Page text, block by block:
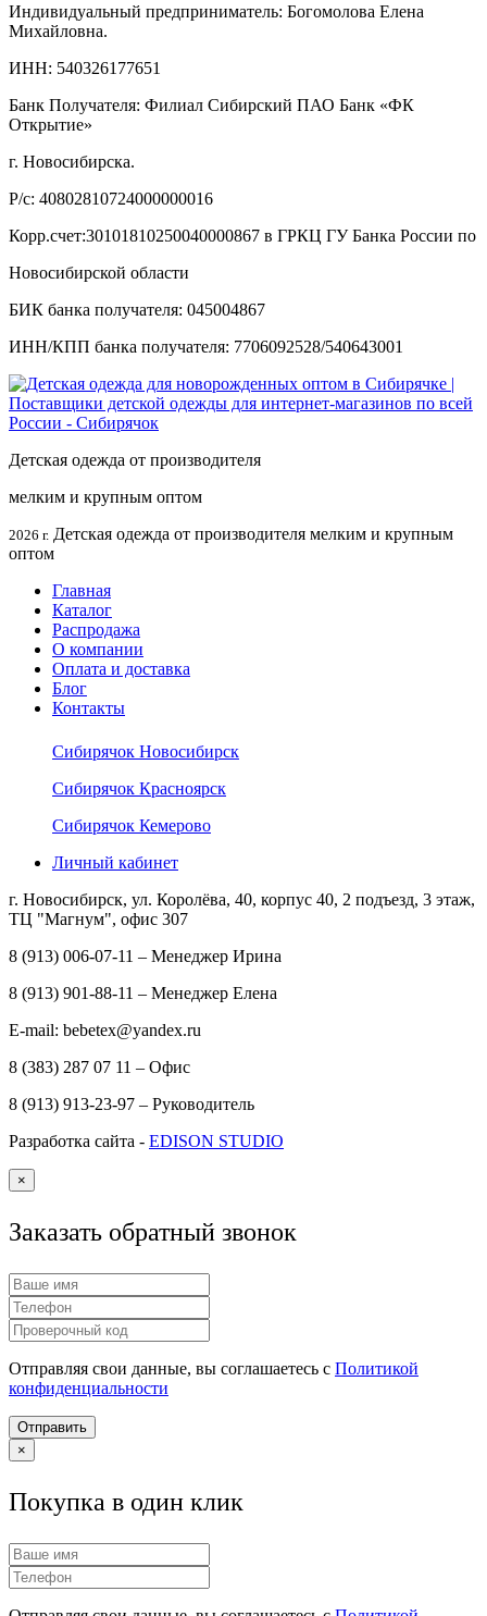
Индивидуальный предприниматель: Богомолова Елена
Михайловна.
ИНН: 540326177651
Банк Получателя: Филиал Сибирский ПАО Банк «ФК
Открытие»
г. Новосибирска.
Р/с: 40802810724000000016
Корр.счет:30101810250040000867 в ГРКЦ ГУ Банка России по
Новосибирской области
БИК банка получателя: 045004867
ИНН/КПП банка получателя: 7706092528/540643001
Детская одежда от производителя
мелким и крупным оптом
2026 г. Детская одежда от производителя мелким и крупным
оптом
Главная
Каталог
Распродажа
О компании
Оплата и доставка
Блог
Контакты
Сибирячок Новосибирск
Сибирячок Красноярск
Сибирячок Кемерово
Личный кабинет
г. Новосибирск, ул. Королёва, 40, корпус 40, 2 подъезд, 3 этаж,
ТЦ "Магнум", офис 307
8 (913) 006-07-11 – Менеджер Ирина
8 (913) 901-88-11 – Менеджер Елена
E-mail: bebetex@yandex.ru
8 (383) 287 07 11 – Офис
8 (913) 913-23-97 – Руководитель
Разработка сайта - EDISON STUDIO
×
Заказать обратный звонок
Отправляя свои данные, вы соглашаетесь с Политикой
конфиденциальности
Отправить
×
Покупка в один клик